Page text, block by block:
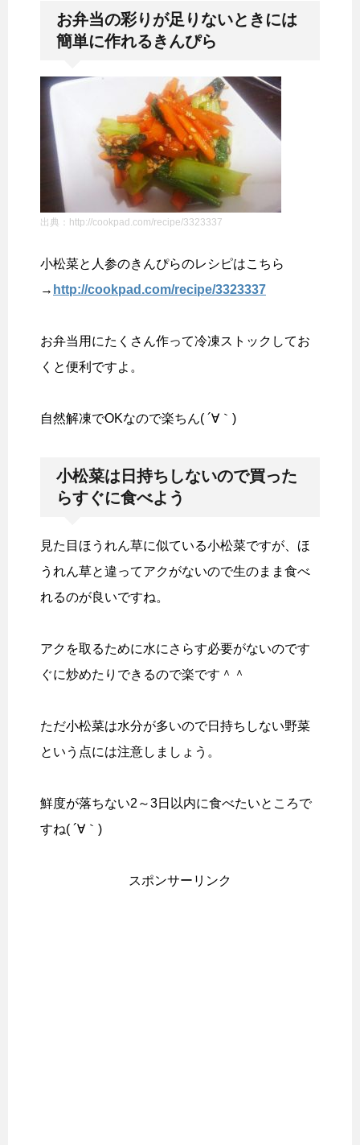
お弁当の彩りが足りないときには
簡単に作れるきんぴら
出典：http://cookpad.com/recipe/3323337
小松菜と人参のきんぴらのレシピはこちら
→ http://cookpad.com/recipe/3323337
お弁当用にたくさん作って冷凍ストックしてお
くと便利ですよ。
自然解凍でOKなので楽ちん( ´∀｀)
小松菜は日持ちしないので買った
らすぐに食べよう
見た目ほうれん草に似ている小松菜ですが、ほ
うれん草と違ってアクがないので生のまま食べ
れるのが良いですね。
アクを取るために水にさらす必要がないのです
ぐに炒めたりできるので楽です＾＾
ただ小松菜は水分が多いので日持ちしない野菜
という点には注意しましょう。
鮮度が落ちない2～3日以内に食べたいところで
すね( ´∀｀)
スポンサーリンク